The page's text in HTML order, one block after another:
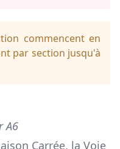
commencent en
par section jusqu'à
A6
Carrée, la Voie